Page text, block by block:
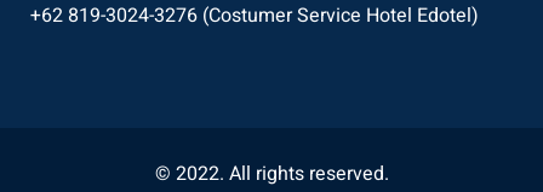
+62 819-3024-3276 (Costumer Service Hotel Edotel)
© 2022. All rights reserved.